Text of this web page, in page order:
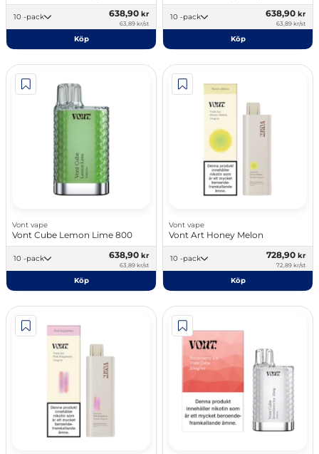
10 -pack 638,90 kr
63,89 kr/st
Köp
10 -pack 638,90 kr
63,89 kr/st
Köp
Vont vape
Vont Cube Lemon Lime 800
10 -pack 638,90 kr
63,89 kr/st
Köp
Vont vape
Vont Art Honey Melon
10 -pack 728,90 kr
72,89 kr/st
Köp